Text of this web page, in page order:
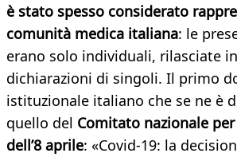
è stato spesso considerato
comunità medica italiana: le
erano solo individuali, rilasciate
dichiarazioni di singoli. Il primo
istituzionale italiano che se ne è
quello del Comitato nazionale
dell’8 aprile: «Covid-19: la